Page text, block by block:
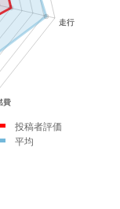
投稿者評価
平均